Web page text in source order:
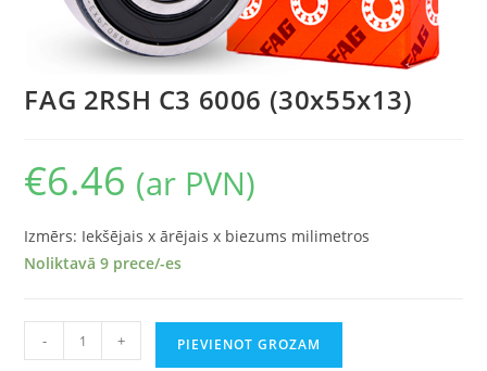
FAG 2RSH C3 6006 (30x55x13)
€6.46 (ar PVN)
Izmērs: Iekšējais x ārējais x biezums milimetros
Noliktavā 9 prece/-es
- + PIEVIENOT GROZAM